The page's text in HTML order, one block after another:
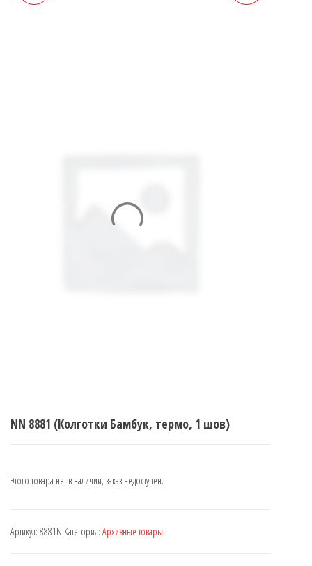
NN 8881 (Колготки Бамбук, термо, 1 шов)
Этого товара нет в наличии, заказ недоступен.
Артикул: 8881N Категория: Архивные товары